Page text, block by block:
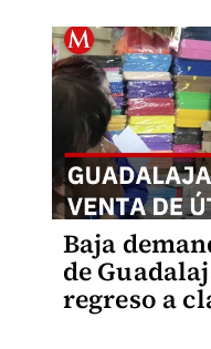
Baja
de
regreso a